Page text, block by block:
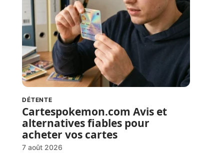
DÉTENTE
Cartespokemon.com Avis et
alternatives fiables pour
acheter vos cartes
7 août 2026